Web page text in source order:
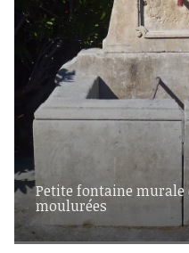
Petite fontaine murale
moulurées